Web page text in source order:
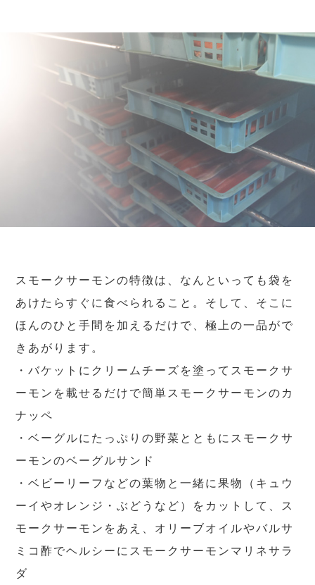
スモークサーモンの特徴は、なんといっても袋を
あけたらすぐに食べられること。そして、そこに
ほんのひと手間を加えるだけで、極上の一品がで
きあがります。
・バケットにクリームチーズを塗ってスモークサ
ーモンを載せるだけで簡単スモークサーモンのカ
ナッペ
・ベーグルにたっぷりの野菜とともにスモークサ
ーモンのベーグルサンド
・ベビーリーフなどの葉物と一緒に果物（キュウ
ーイやオレンジ・ぶどうなど）をカットして、ス
モークサーモンをあえ、オリーブオイルやバルサ
ミコ酢でヘルシーにスモークサーモンマリネサラ
ダ